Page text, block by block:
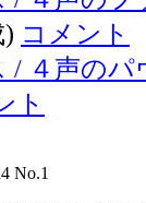
) コメント
/ ４声のパ
ト
No.1